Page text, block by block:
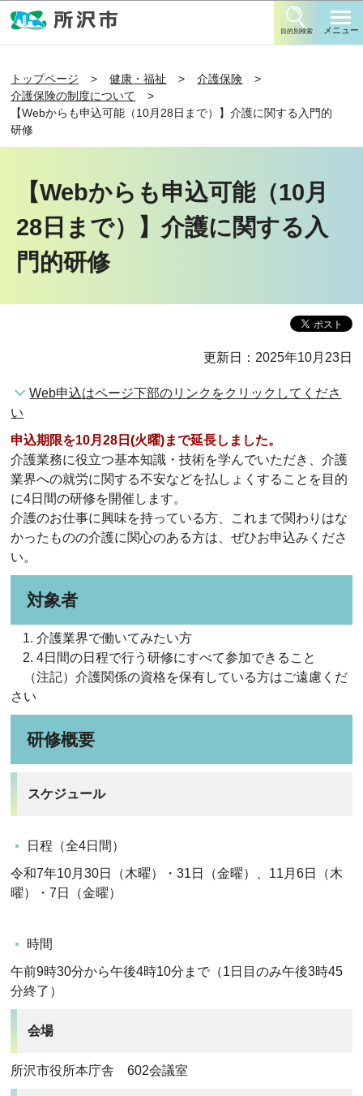
目的別検索 メニュー
トップページ 健康・福祉
介護保険
介護保険の制度について
【Webからも申込可能（10月28日まで）】介護に関する入門的
研修
【Webからも申込可能（10月
28日まで）】介護に関する入
門的研修
更新日：2025年10月23日
Web申込はページ下部のリンクをクリックしてくださ
い
申込期限を10月28日(火曜)まで延長しました。
介護業務に役立つ基本知識・技術を学んでいただき、介護
業界への就労に関する不安などを払しょくすることを目的
に4日間の研修を開催します。
介護のお仕事に興味を持っている方、これまで関わりはな
かったものの介護に関心のある方は、ぜひお申込みくださ
い。
対象者
介護業界で働いてみたい方
4日間の日程で行う研修にすべて参加できること
（注記）介護関係の資格を保有している方はご遠慮くだ
さい
研修概要
スケジュール
日程（全4日間）
令和7年10月30日（木曜）・31日（金曜）、11月6日（木
曜）・7日（金曜）
時間
午前9時30分から午後4時10分まで（1日目のみ午後3時45
分終了）
会場
所沢市役所本庁舎 602会議室